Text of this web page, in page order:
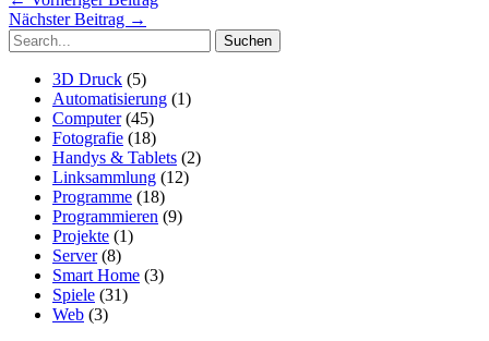
Nächster Beitrag →
Suchen
nach:
3D Druck (5)
Automatisierung (1)
Computer(45)
Fotografie (18)
Handys & Tablets (2)
Linksammlung (12)
Programme (18)
Programmieren (9)
Projekte (1)
Server(8)
Smart Home (3)
Spiele (31)
Web (3)